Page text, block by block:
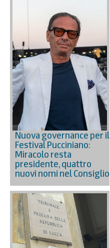
Nuova governance per il
Festival Pucciniano:
Miracolo resta
presidente, quattro
nuovi nomi nel Consiglio